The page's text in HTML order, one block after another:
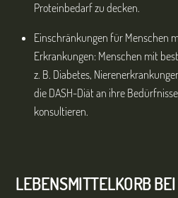
Proteinbedarf zu decken.
Einschränkungen für Menschen
Erkrankungen: Menschen mit
z. B. Diabetes,
die DASH-Diät an ihre
konsultieren.
LEBENSMITTELKORB